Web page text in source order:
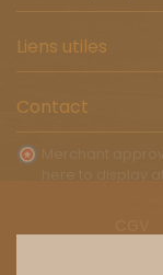
Liens utiles
Contact